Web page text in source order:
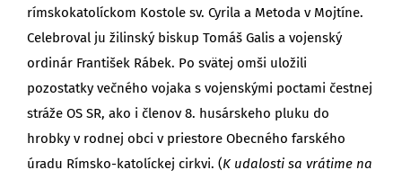
rímskokatolíckom Kostole sv. Cyrila a Metoda v Mojtíne.
Celebroval ju žilinský biskup Tomáš Galis a vojenský
ordinár František Rábek. Po svätej omši uložili
pozostatky večného vojaka s vojenskými poctami čestnej
stráže OS SR, ako i členov 8. husárskeho pluku do
hrobky v rodnej obci v priestore Obecného farského
úradu Rímsko-katolíckej cirkvi. (K udalosti sa vrátime na